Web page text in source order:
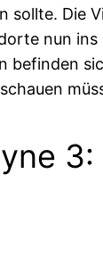
sollte. Die
nun
befinden